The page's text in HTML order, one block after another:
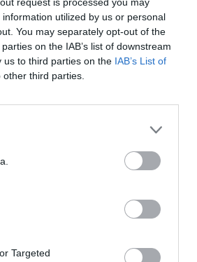
utilized by us or personal
You may separately opt-out of the
on the IAB’s list of downstream
us to third parties on the IAB’s List of
third parties.
Targeted
Latvijā sāk
ilgtermiņa